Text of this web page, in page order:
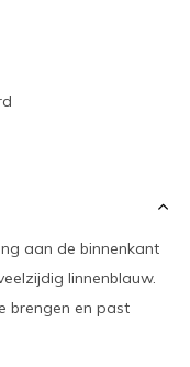
aan de binnenkant
linnenblauw.
brengen en past